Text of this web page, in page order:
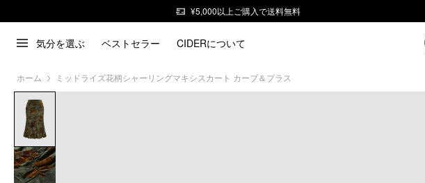
¥5,000以上ご購入で送料無料
気分を選ぶ ベストセラー CIDERについて
ホーム ミッドライズ花柄シャーリングマキシスカート カーブ＆プラス